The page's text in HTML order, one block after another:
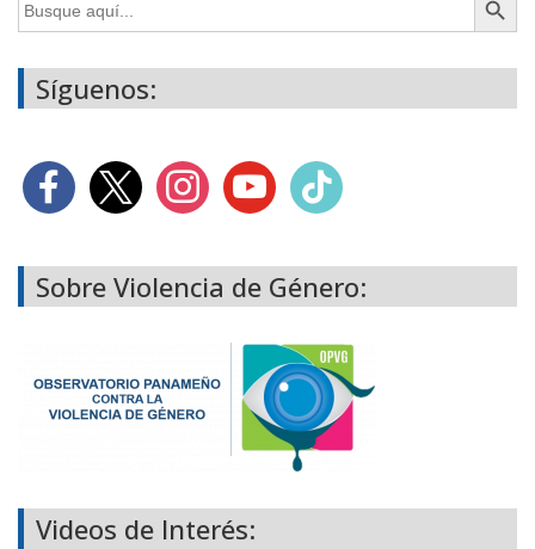
Síguenos:
Sobre Violencia de Género:
Videos de Interés: